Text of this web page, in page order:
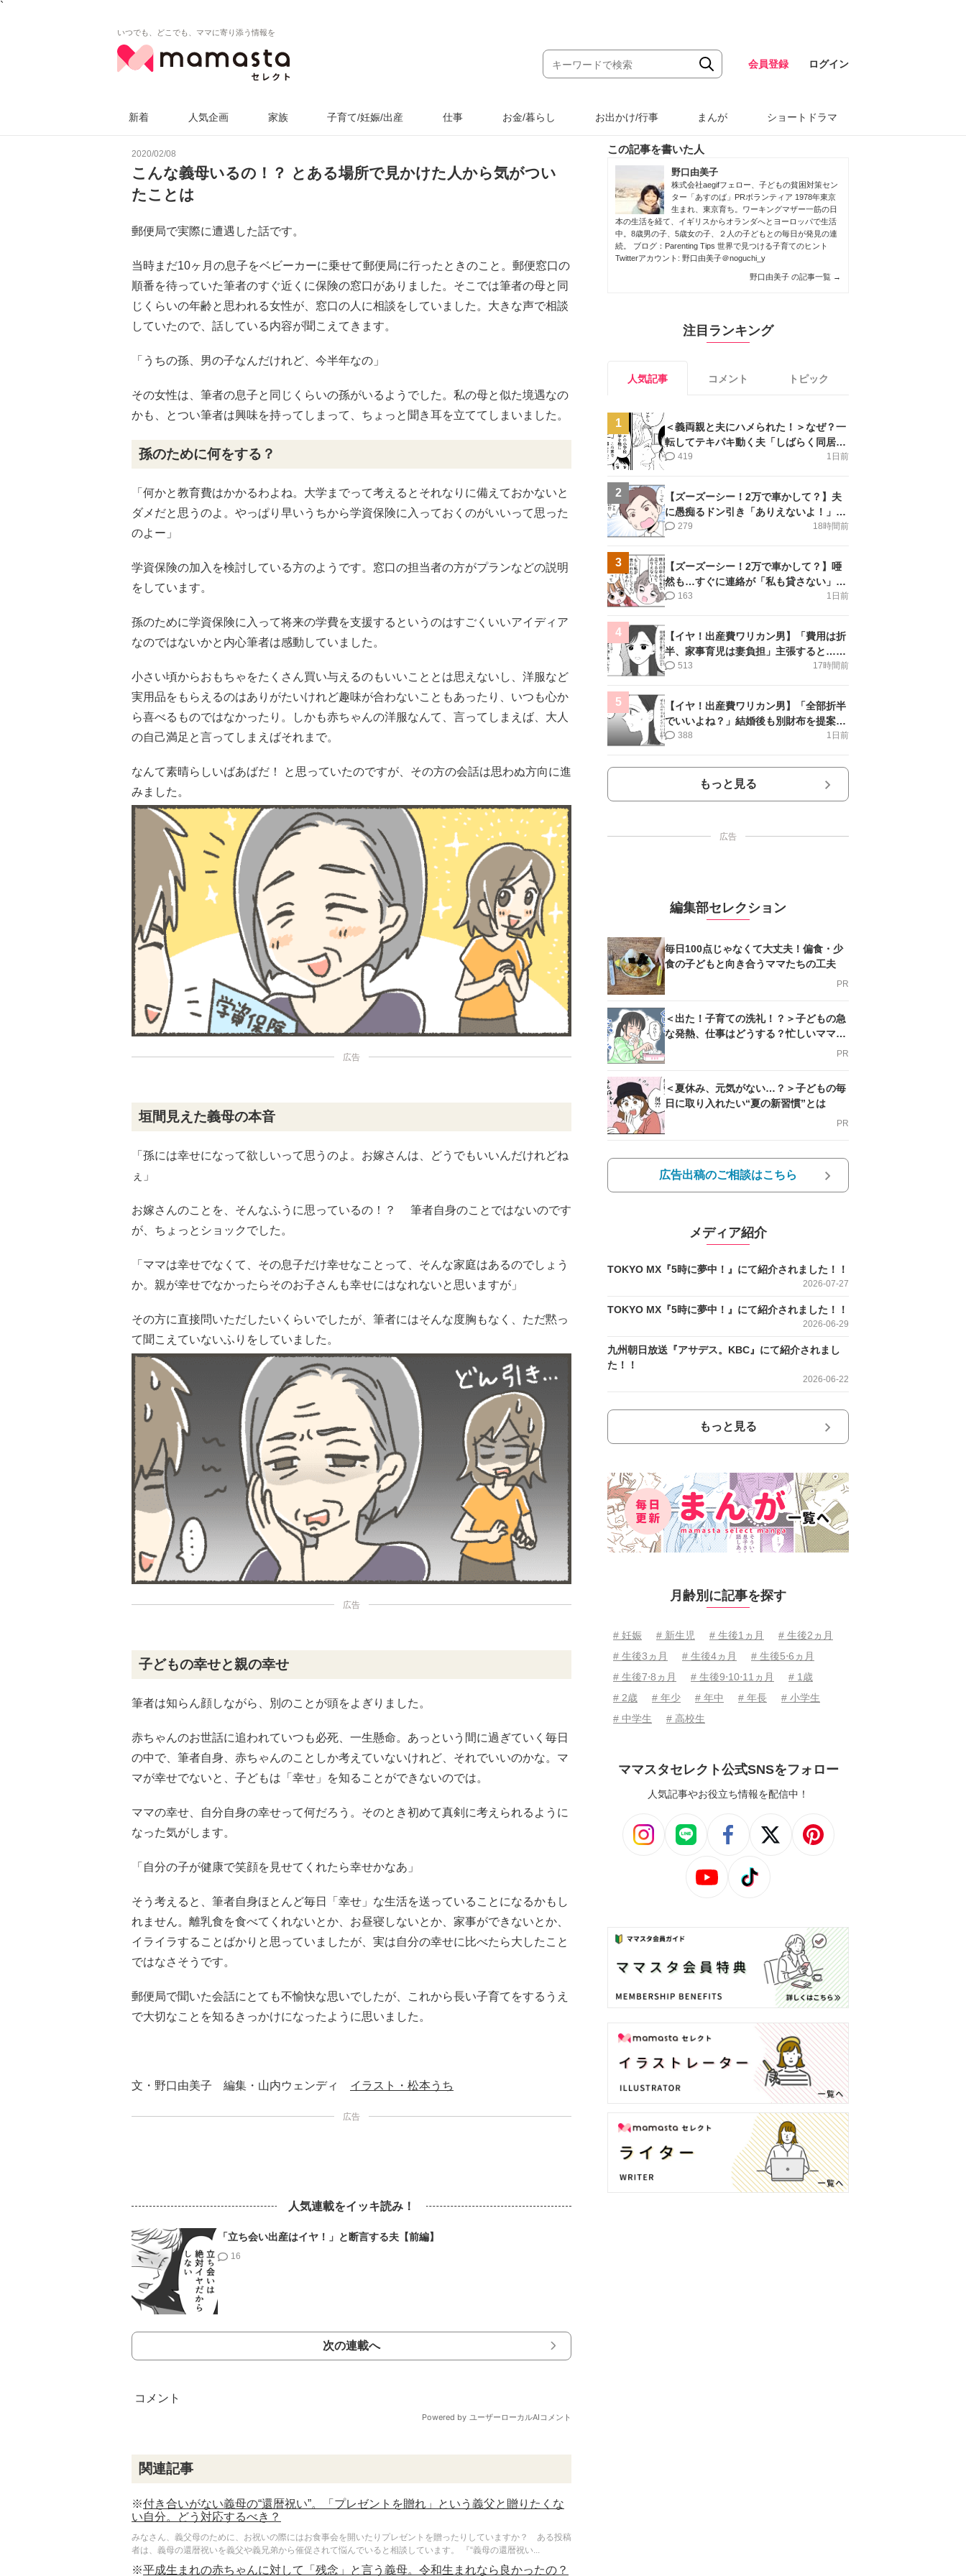
`
いつでも、どこでも、ママに寄り添う情報を
会員登録 ログイン
新着 人気企画 家族 子育て/妊娠/出産 仕事 お金/暮らし お出かけ/行事 まんが ショートドラマ
2020/02/08
こんな義母いるの！？ とある場所で見かけた人から気がつい
たことは
郵便局で実際に遭遇した話です。
当時まだ10ヶ月の息子をベビーカーに乗せて郵便局に行ったときのこと。郵便窓口の
順番を待っていた筆者のすぐ近くに保険の窓口がありました。そこでは筆者の母と同
じくらいの年齢と思われる女性が、窓口の人に相談をしていました。大きな声で相談
していたので、話している内容が聞こえてきます。
「うちの孫、男の子なんだけれど、今半年なの」
その女性は、筆者の息子と同じくらいの孫がいるようでした。私の母と似た境遇なの
かも、とつい筆者は興味を持ってしまって、ちょっと聞き耳を立ててしまいました。
孫のために何をする？
「何かと教育費はかかるわよね。大学までって考えるとそれなりに備えておかないと
ダメだと思うのよ。やっぱり早いうちから学資保険に入っておくのがいいって思った
のよー」
学資保険の加入を検討している方のようです。窓口の担当者の方がプランなどの説明
をしています。
孫のために学資保険に入って将来の学費を支援するというのはすごくいいアイディア
なのではないかと内心筆者は感動していました。
小さい頃からおもちゃをたくさん買い与えるのもいいこととは思えないし、洋服など
実用品をもらえるのはありがたいけれど趣味が合わないこともあったり、いつも心か
ら喜べるものではなかったり。しかも赤ちゃんの洋服なんて、言ってしまえば、大人
の自己満足と言ってしまえばそれまで。
なんて素晴らしいばあばだ！ と思っていたのですが、その方の会話は思わぬ方向に進
みました。
広告
垣間見えた義母の本音
「孫には幸せになって欲しいって思うのよ。お嫁さんは、どうでもいいんだけれどね
ぇ」
お嫁さんのことを、そんなふうに思っているの！？ 筆者自身のことではないのです
が、ちょっとショックでした。
「ママは幸せでなくて、その息子だけ幸せなことって、そんな家庭はあるのでしょう
か。親が幸せでなかったらそのお子さんも幸せにはなれないと思いますが」
その方に直接問いただしたいくらいでしたが、筆者にはそんな度胸もなく、ただ黙っ
て聞こえていないふりをしていました。
広告
子どもの幸せと親の幸せ
筆者は知らん顔しながら、別のことが頭をよぎりました。
赤ちゃんのお世話に追われていつも必死、一生懸命。あっという間に過ぎていく毎日
の中で、筆者自身、赤ちゃんのことしか考えていないけれど、それでいいのかな。マ
マが幸せでないと、子どもは「幸せ」を知ることができないのでは。
ママの幸せ、自分自身の幸せって何だろう。そのとき初めて真剣に考えられるように
なった気がします。
「自分の子が健康で笑顔を見せてくれたら幸せかなあ」
そう考えると、筆者自身ほとんど毎日「幸せ」な生活を送っていることになるかもし
れません。離乳食を食べてくれないとか、お昼寝しないとか、家事ができないとか、
イライラすることばかりと思っていましたが、実は自分の幸せに比べたら大したこと
ではなさそうです。
郵便局で聞いた会話にとても不愉快な思いでしたが、これから長い子育てをするうえ
で大切なことを知るきっかけになったように思いました。
文・野口由美子 編集・山内ウェンディ イラスト・松本うち
広告
人気連載をイッキ読み！
「立ち会い出産はイヤ！」と断言する夫【前編】
16
次の連載へ
関連記事
※付き合いがない義母の“還暦祝い”。「プレゼントを贈れ」という義父と贈りたくな
い自分。どう対応するべき？
みなさん、義父母のために、お祝いの際にはお食事会を開いたりプレゼントを贈ったりしていますか？ ある投稿
者は、義母の還暦祝いを義父や義兄弟から催促されて悩んでいると相談しています。 『“義母の還暦祝い...
※平成生まれの赤ちゃんに対して「残念」と言う義母。令和生まれなら良かったの？
この記事を書いた人
野口由美子
株式会社aegifフェロー、子どもの貧困対策セン
ター「あすのば」PRボランティア 1978年東京
生まれ、東京育ち。ワーキングマザー一筋の日
本の生活を経て、イギリスからオランダへとヨーロッパで生活
中。8歳男の子、5歳女の子、２人の子どもとの毎日が発見の連
続。 ブログ： Parenting Tips 世界で見つける子育てのヒント
Twitterアカウント: 野口由美子＠noguchi_y
野口由美子 の記事一覧 →
注目ランキング
人気記事 コメント トピック
1
＜義両親と夫にハメられた！＞なぜ？一
転してテキパキ動く夫「しばらく同居」
提案され【第4話まんが】
1日前
419
2
【ズーズーシー！2万で車かして？】夫
に愚痴るドン引き「ありえないよ！」＜
第16話＞#4コマ母道場
18時間前
279
3
【ズーズーシー！2万で車かして？】唖
然も…すぐに連絡が「私も貸さない」＜
第15話＞#4コマ母道場
1日前
163
4
【イヤ！出産費ワリカン男】「費用は折
半、家事育児は妻負担」主張すると…＜
第11話＞#4コマ母道場
17時間前
513
5
【イヤ！出産費ワリカン男】「全部折半
でいいよね？」結婚後も別財布を提案＜
第10話＞#4コマ母道場
1日前
388
もっと見る
広告
編集部セレクション
毎日100点じゃなくて大丈夫！偏食・少
食の子どもと向き合うママたちの工夫
PR
＜出た！子育ての洗礼！？＞子どもの急
な発熱、仕事はどうする？忙しいママを
PR
＜夏休み、元気がない…？＞子どもの毎
日に取り入れたい“夏の新習慣”とは
PR
広告出稿のご相談はこちら
メディア紹介
TOKYO MX『5時に夢中！』にて紹介されました！！
2026-07-27
TOKYO MX『5時に夢中！』にて紹介されました！！
2026-06-29
九州朝日放送『アサデス。KBC』にて紹介されまし
た！！
2026-06-22
もっと見る
月齢別に記事を探す
# 妊娠 # 新生児 # 生後1ヵ月
# 生後2ヵ月
# 生後3ヵ月
# 生後4ヵ月
# 生後5⋅6ヵ月
# 生後7⋅8ヵ月
# 生後9⋅10⋅11ヵ月
# 1歳
# 2歳
# 年少 # 年中 # 年長
# 小学生
# 中学生
# 高校生
ママスタセレクト公式SNSをフォロー
人気記事やお役立ち情報を配信中！